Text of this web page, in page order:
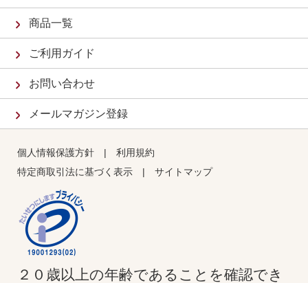
商品一覧
ご利用ガイド
お問い合わせ
メールマガジン登録
個人情報保護方針 | 利用規約
特定商取引法に基づく表示 | サイトマップ
２０歳以上の年齢であることを確認でき